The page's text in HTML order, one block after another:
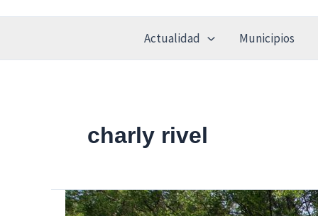
Actualidad Municipios
charly rivel
La